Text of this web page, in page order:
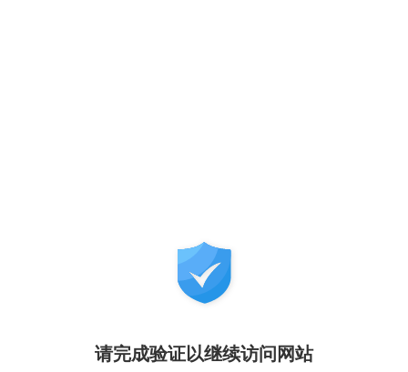
请完成验证以继续访问网站